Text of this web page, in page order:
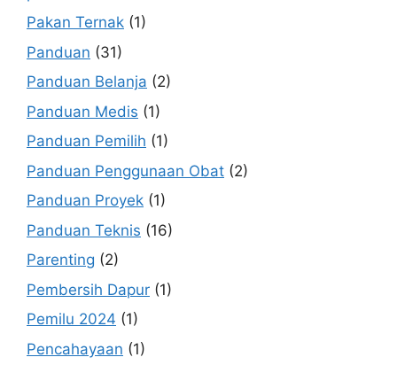
Pakan Ternak (1)
Panduan (31)
Panduan Belanja (2)
Panduan Medis (1)
Panduan Pemilih (1)
Panduan Penggunaan Obat (2)
Panduan Proyek (1)
Panduan Teknis (16)
Parenting (2)
Pembersih Dapur (1)
Pemilu 2024 (1)
Pencahayaan (1)